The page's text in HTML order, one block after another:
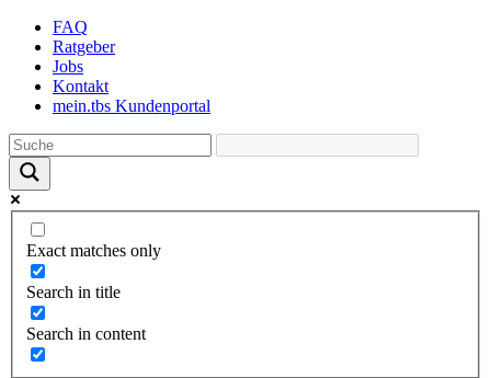
Skip
content
FAQ
Ratgeber
Jobs
Kontakt
mein.tbs Kundenportal
Exact matches only
Search in title
Search in content